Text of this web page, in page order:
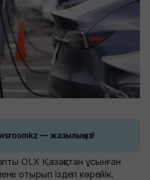
— жазылыңыз!
OLX Қазақстан ұсынған
отырып іздеп көрейік.